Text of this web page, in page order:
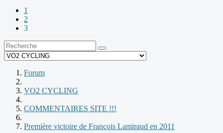
1
2
3
Forum
VO2 CYCLING
COMMENTAIRES SITE !!!
Première victoire de François Lamiraud en 2011